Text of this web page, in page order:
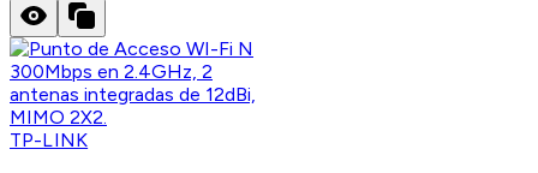
TP-LINK